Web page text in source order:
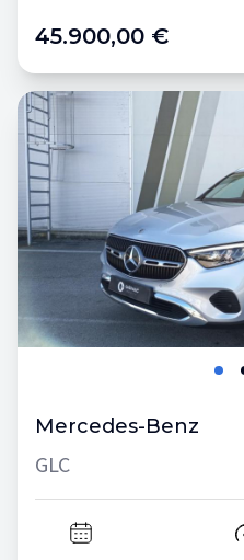
45.900,00 €
Mercedes-Benz
GLC